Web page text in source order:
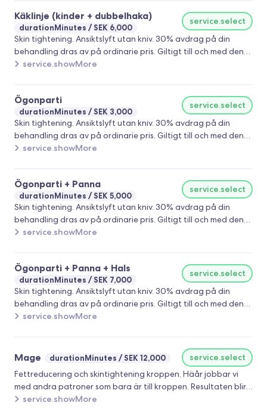
Käklinje (kinder + dubbelhaka)
durationMinutes SEK 6,000
service.select
Skin tightening. Ansiktslyft utan kniv. 30% avdrag på din
behandling dras av på ordinarie pris. Giltigt till och med den
26/6service.showMore
Ögonparti
durationMinutes SEK 3,000
service.select
Skin tightening. Ansiktslyft utan kniv. 30% avdrag på din
behandling dras av på ordinarie pris. Giltigt till och med den
26/6service.showMore
Ögonparti + Panna
durationMinutes SEK 5,000
service.select
Skin tightening. Ansiktslyft utan kniv. 30% avdrag på din
behandling dras av på ordinarie pris. Giltigt till och med den
26/6service.showMore
Ögonparti + Panna + Hals
durationMinutes SEK 7,000
service.select
Skin tightening. Ansiktslyft utan kniv. 30% avdrag på din
behandling dras av på ordinarie pris. Giltigt till och med den
26/6service.showMore
Mage durationMinutes SEK 12,000
service.select
Fettreducering och skintightening kroppen. Häår jobbar vi
med andra patroner som bara är till kroppen. Resultaten blir
väldigt fint här. 30% avdrag på din behandling dras av på
service.showMore